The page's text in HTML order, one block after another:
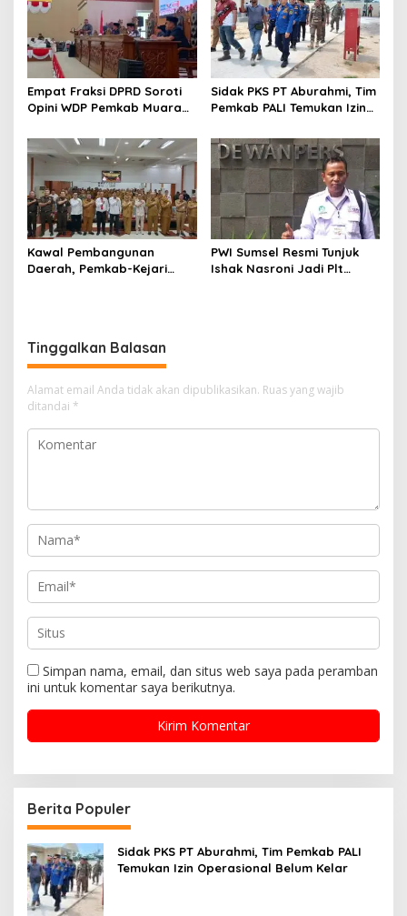
Empat Fraksi DPRD Soroti
Opini WDP Pemkab Muara
Kelola Keuangan
Sidak PKS PT Aburahmi, Tim
Pemkab PALI Temukan Izin
Kawal Pembangunan
Daerah, Pemkab-Kejari
PWI Sumsel Resmi Tunjuk
Ishak Nasroni Jadi Plt
Tinggalkan Balasan
Alamat email Anda tidak akan dipublikasikan. Ruas yang wajib
ditandai *
Simpan nama, email, dan situs web saya pada peramban
ini untuk komentar saya berikutnya.
Berita Populer
Sidak PKS PT Aburahmi, Tim Pemkab PALI
Temukan Izin Operasional Belum Kelar